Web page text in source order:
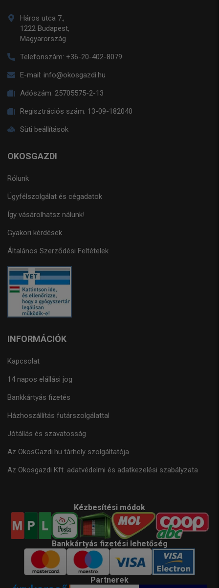
Háros utca 7.,
1222 Budapest,
Magyarország
Telefonszám: +36-20-402-8079
E-mail: info@okosgazdi.hu
Adószám: 25705575-2-13
Regisztrációs szám: 13-09-182040
Süti beállítások
OKOSGAZDI
Rólunk
Ügyfélszolgálat és cégadatok
Így vásárolhatsz nálunk!
Gyakori kérdések
Általános Szerződési Feltételek
INFORMÁCIÓK
Kapcsolat
14 napos elállási jog
Bankkártyás fizetés
Házhoszállítás futárszolgálattal
Jótállás és szavatosság
Az OkosGazdi.hu tárhely szolgáltatója
Az Okosgazdi Kft. adatvédelmi és adatkezelési szabályzata
Kézbesítési módok
Bankkártyás fizetési lehetőség
Partnerek